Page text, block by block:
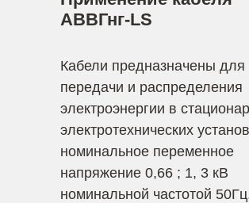
АВВГнг-LS
Кабели предназначены для
передачи и распределения
электроэнергии в
электротехнических
номинальное переменное
напряжение 0,66 ; 1, 3 кВ
номинальной частотой